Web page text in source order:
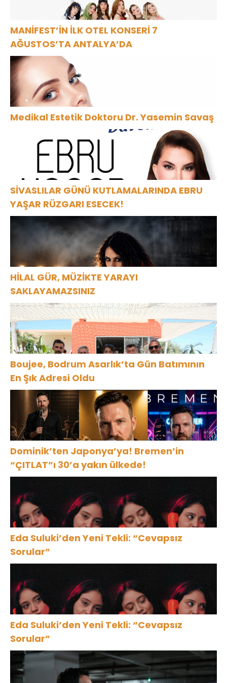
MANİFEST’İN İLK OTEL KONSERİ 7
AĞUSTOS’TA ANTALYA’DA
Medikal Estetik Doktoru Dr. Yasemin Savaş
SİVASLILAR GÜNÜ KUTLAMALARINDA EBRU
YAŞAR RÜZGARI ESECEK!
HİLAL GÜR, MÜZİKTE YARAYI
SAKLAYAMAZSINIZ
Boujee, Bodrum Asarlık’ta Gün Batımının
En Şık Adresi Oldu
Dominik’ten Japonya’ya! Bremen’in
“ÇITLAT”ı 30’a yakın ülkede!
Eda Suluki’den Yeni Tekli: “Cevapsız
Sorular”
Eda Suluki’den Yeni Tekli: “Cevapsız
Sorular”